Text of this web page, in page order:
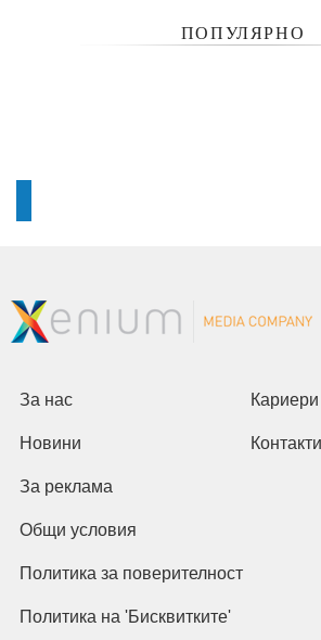
ПОПУЛЯРНО
За нас Кариери
Новини Контакти
За реклама
Общи условия
Политика за поверителност
Политика на 'Бисквитките'